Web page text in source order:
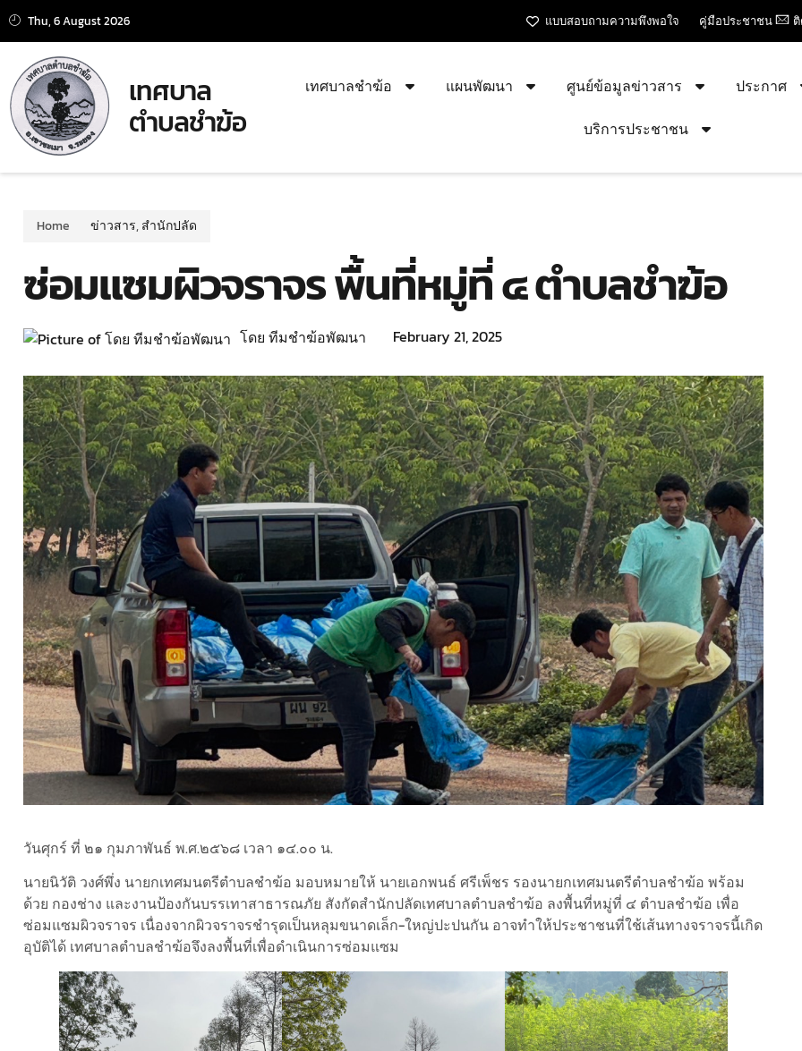
Thu, 6 August 2026 แบบสอบถามความพึงพอใจ คู่มือประชาชน
เทศบาล
ตำบลชำฆ้อ
เทศบาลชำฆ้อ แผนพัฒนา ศูนย์ข้อมูลข่าวสาร ประกาศ
บริการประชาชน
Home ข่าวสาร,สำนักปลัด
ซ่อมแซมผิวจราจร พื้นที่หมู่ที่ ๔ ตำบลชำฆ้อ
โดย ทีมชำฆ้อพัฒนา February 21, 2025
วันศุกร์ ที่ ๒๑ กุมภาพันธ์ พ.ศ.๒๕๖๘ เวลา ๑๔.๐๐ น.
นายนิวัติ วงศ์พึ่ง นายกเทศมนตรีตำบลชำฆ้อ มอบหมายให้ นายเอกพนธ์ ศรีเพ็ชร รองนายกเทศมนตรีตำบลชำฆ้อ พร้อม
ด้วย กองช่าง และงานป้องกันบรรเทาสาธารณภัย สังกัดสำนักปลัดเทศบาลตำบลชำฆ้อ ลงพื้นที่หมู่ที่ ๔ ตำบลชำฆ้อ เพื่อ
ซ่อมแซมผิวจราจร เนื่องจากผิวจราจรชำรุดเป็นหลุมขนาดเล็ก-ใหญ่ปะปนกัน อาจทำให้ประชาชนที่ใช้เส้นทางจราจรนี้เกิด
อุบัติได้ เทศบาลตำบลชำฆ้อจึงลงพื้นที่เพื่อดำเนินการซ่อมแซม